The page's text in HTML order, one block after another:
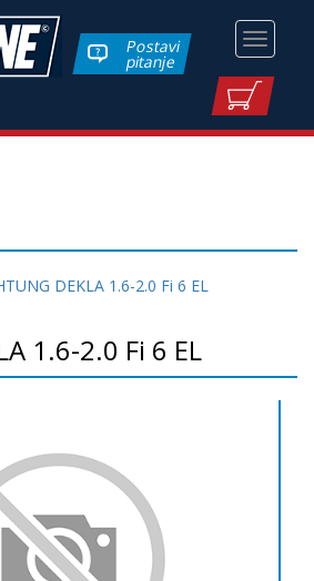
Toggle
Postavi
pitanje
DEKLA 1.6-2.0 Fi 6 EL
1.6-2.0 Fi 6 EL